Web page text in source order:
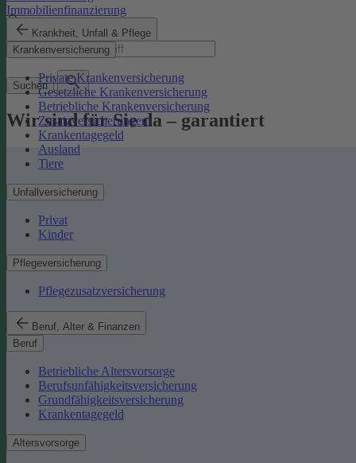
Immobilienfinanzierung
Krankheit, Unfall & Pflege
Krankenversicherung
Private Krankenversicherung
Gesetzliche Krankenversicherung
Betriebliche Krankenversicherung
Zusatzversicherungen
Krankentagegeld
Ausland
Tiere
Unfallversicherung
Privat
Kinder
Pflegeversicherung
Pflegezusatzversicherung
Beruf, Alter & Finanzen
Beruf
Betriebliche Altersvorsorge
Berufsunfähigkeitsversicherung
Grundfähigkeitsversicherung
Krankentagegeld
Altersvorsorge
Suchbegriff
Suchen
Wir sind für Sie da – garantiert